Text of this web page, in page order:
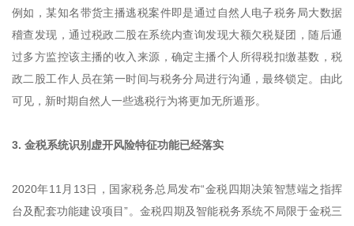
例如，某知名带货主播逃税案件即是通过自然人电子税务局大数据
稽查发现，通过税政二股在系统内查询发现大额欠税疑团，随后通
过多方监控该主播的收入来源，确定主播个人所得税扣缴基数，税
政二股工作人员在第一时间与税务分局进行沟通，最终锁定。由此
可见，新时期自然人一些逃税行为将更加无所遁形。
3. 金税系统识别虚开风险特征功能已经落实
2020年11月13日，国家税务总局发布“金税四期决策智慧端之指挥
台及配套功能建设项目”。金税四期及智能税务系统不局限于金税三